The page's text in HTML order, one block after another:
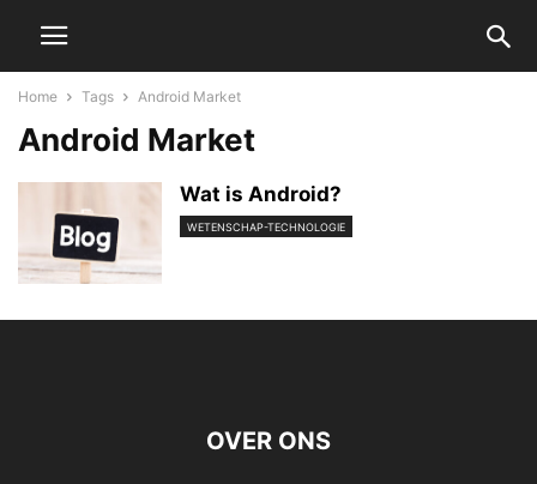
Home Tags Android Market
Android Market
Wat is Android?
WETENSCHAP-TECHNOLOGIE
OVER ONS